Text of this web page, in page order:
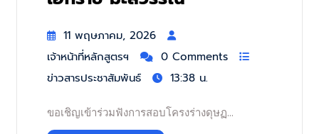
11 พฤษภาคม, 2026
เจ้าหน้าที่หลักสูตรฯ
0 Comments
ข่าวสารประชาสัมพันธ์
13:38 น.
ขอเชิญเข้าร่วมฟังการสอบโครงร่างดุษฏ…